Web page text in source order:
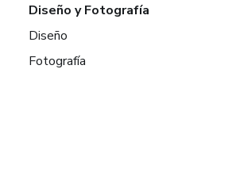
Diseño y Fotografía
Diseño
Fotografía